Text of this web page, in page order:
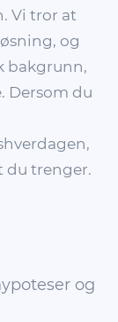
Vi tror at
og
bakgrunn,
Dersom du
du trenger.
og